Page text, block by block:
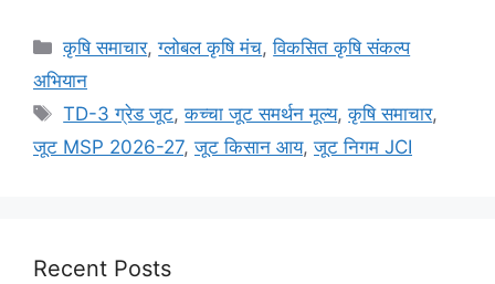
कृषि समाचार,ग्लोबल कृषि मंच,विकसित कृषि संकल्प
अभियान
TD-3 ग्रेड जूट,कच्चा जूट समर्थन मूल्य,कृषि समाचार,
जूट MSP 2026-27,जूट किसान आय,जूट निगम JCI
Recent Posts